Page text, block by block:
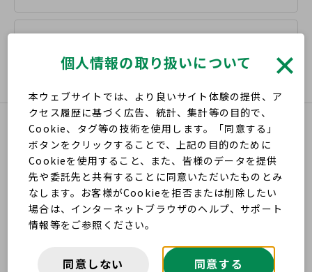
公
益
個人情報の取り扱いについて
本ウェブサイトでは、より良いサイト体験の提供、ア
クセス履歴に基づく広告、統計、集計等の目的で、
Cookie、タグ等の技術を使用します。「同意する」
ボタンをクリックすることで、上記の目的のために
Cookieを使用すること、また、皆様のデータを提供
先や委託先と共有することに同意いただいたものとみ
なします。お客様がCookieを拒否または削除したい
場合は、インターネットブラウザのヘルプ、サポート
情報等をご参照ください。
同意しない 同意する